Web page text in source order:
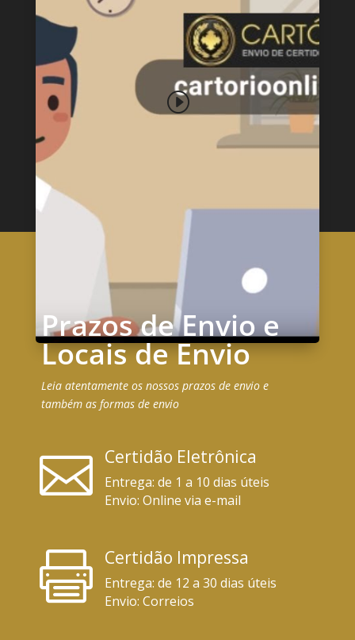
Prazos de Envio e
Locais de Envio
Leia atentamente os nossos prazos de envio e
também as formas de envio
 Certidão Eletrônica
Entrega: de 1 a 10 dias úteis
Envio: Online via e-mail
 Certidão Impressa
Entrega: de 12 a 30 dias úteis
Envio: Correios